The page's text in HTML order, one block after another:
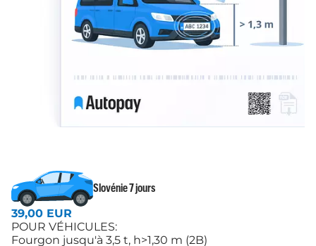
Slovénie 7 jours
39,00 EUR
POUR VÉHICULES:
Fourgon jusqu'à 3,5 t, h>1,30 m (2B)